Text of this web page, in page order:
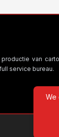
van
service bureau.
We